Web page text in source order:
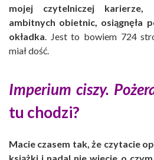
mojej czytelniczej
ambitnych obietnic, osiągnęła
okładka. Jest to bowiem 724
miał dość.
Imperium ciszy.
tu chodzi?
Macie czasem tak, że czytacie